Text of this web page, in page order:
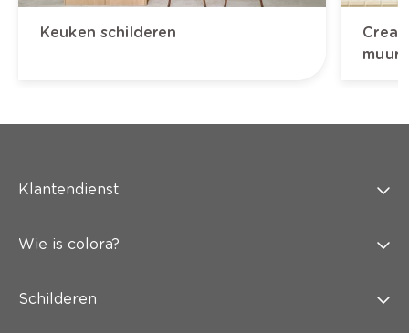
Keuken schilderen
muur
Klantendienst
Wie is colora?
Schilderen